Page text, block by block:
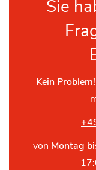
Sie
Kein Problem!
von Montag